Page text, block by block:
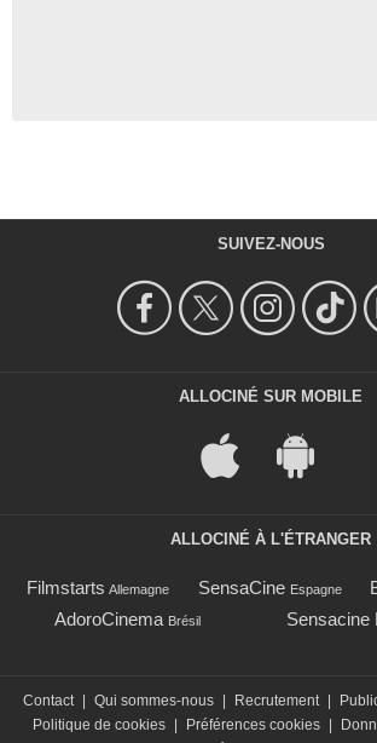
SUIVEZ-NOUS
ALLOCINÉ SUR MOBILE
ALLOCINÉ À L'ÉTRANGER
Filmstarts Allemagne SensaCine Espagne
AdoroCinema Brésil Sensacine
Contact Qui sommes-nous Recrutement
Politique de cookies
Préférences cookies